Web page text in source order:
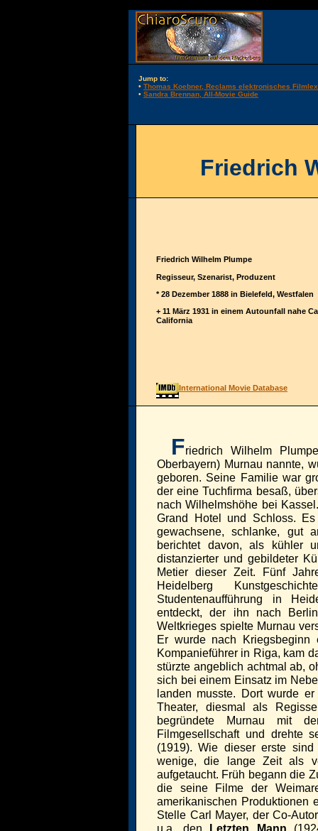
Jump to:
• Thomas Koebner, Reclams elektronisches
• Sandra Brennan, All-Movie Guide
Friedrich
Friedrich Wilhelm Plumpe
Regisseur, Szenarist, Produzent
* 28 Dezember 1888 in Bielefeld, Westfalen
+ 11 März 1931 in einem Autounfall nahe
California
International Movie Database
Friedrich Wilhelm
Oberbayern) Murnau nannte,
geboren. Seine Familie war
der eine Tuchfirma besaß,
nach Wilhelmshöhe bei
Grand Hotel und Schloss.
gewachsene, schlanke, gut
berichtet davon, als kühler
distanzierter und gebildeter
Metier dieser Zeit. Fünf
Heidelberg
Studentenaufführung in
entdeckt, der ihn nach
Weltkrieges spielte Murnau
Er wurde nach Kriegsbeginn
Kompanieführer in Riga, kam
stürzte angeblich achtmal ab,
sich bei einem Einsatz im
landen musste. Dort wurde
Theater, diesmal als
begründete Murnau mit
Filmgesellschaft und drehte
(1919). Wie dieser erste
wenige, die lange Zeit als
aufgetaucht. Früh begann die
die seine Filme der
amerikanischen Produktionen
Stelle Carl Mayer, der Co-